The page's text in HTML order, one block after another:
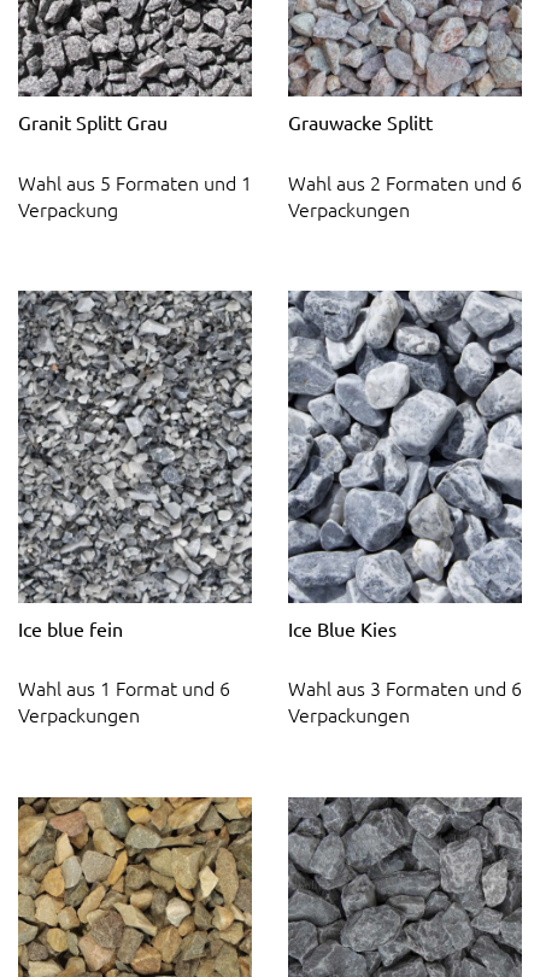
Granit Splitt Grau
Wahl aus 5 Formaten und 1
Verpackung
Grauwacke Splitt
Wahl aus 2 Formaten und 6
Verpackungen
Ice blue fein
Wahl aus 1 Format und 6
Verpackungen
Ice Blue Kies
Wahl aus 3 Formaten und 6
Verpackungen